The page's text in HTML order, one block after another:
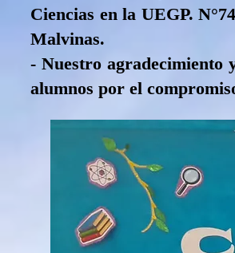
Ciencias en la UEGP.
Malvinas.
- Nuestro agradecimiento
alumnos por el